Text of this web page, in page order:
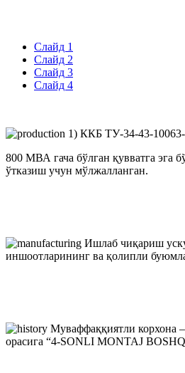
Слайд 1
Слайд 2
Слайд 3
Слайд 4
1) ККБ ТУ-34-43-10063-
800 МВА гача бўлган қувватга эга
ўтказиш учун мўлжалланган.
Ишлаб чиқариш
иншоотларининг ва қолипли
Муваффаққиятли корхона
орасига “4-SONLI MONTAJ